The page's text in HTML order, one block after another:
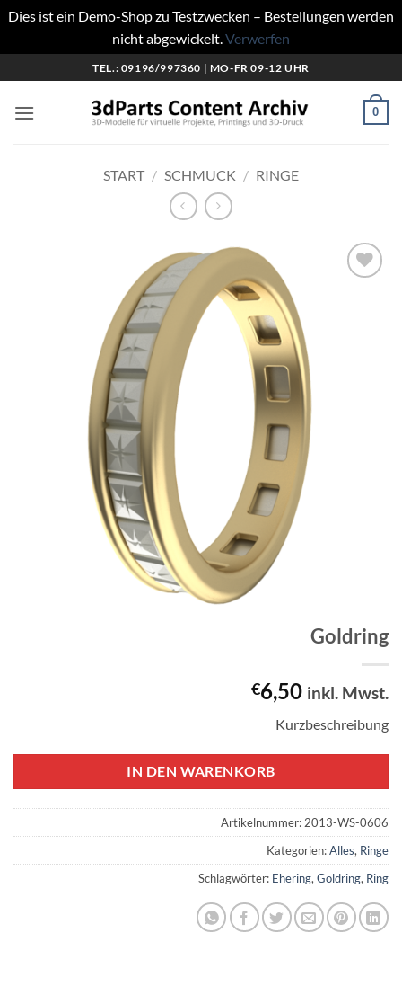
Dies ist ein Demo-Shop zu Testzwecken – Bestellungen werden
nicht abgewickelt.Verwerfen
Inhalt
springen
TEL.: 09196/997360 | MO-FR 09-12 UHR
0
START / SCHMUCK / RINGE
Goldring
€6,50 inkl. Mwst.
Kurzbeschreibung
IN DEN WARENKORB
Artikelnummer: 2013-WS-0606
Kategorien:Alles, Ringe
Schlagwörter: Ehering, Goldring, Ring